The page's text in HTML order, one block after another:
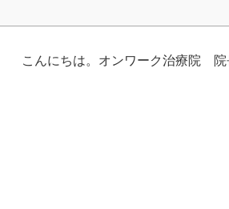
こんにちは。オンワーク治療院 院